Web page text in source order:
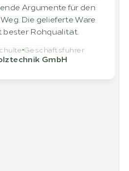
Argumente für den
Die gelieferte Ware
Rohqualität.
Geschäftsführer
GmbH